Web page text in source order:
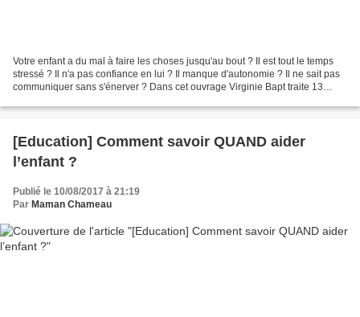
Votre enfant a du mal à faire les choses jusqu'au bout ? Il est tout le temps
stressé ? Il n'a pas confiance en lui ? Il manque d'autonomie ? Il ne sait pas
communiquer sans s'énerver ? Dans cet ouvrage Virginie Bapt traite 13
[Education] Comment savoir QUAND aider
l’enfant ?
Publié le 10/08/2017 à 21:19
Par Maman Chameau